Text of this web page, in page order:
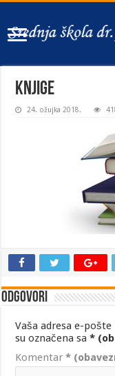
knjige
24. ožujka 2018.
Odgovori
Vaša adresa e-
su označena sa*
Komentar*